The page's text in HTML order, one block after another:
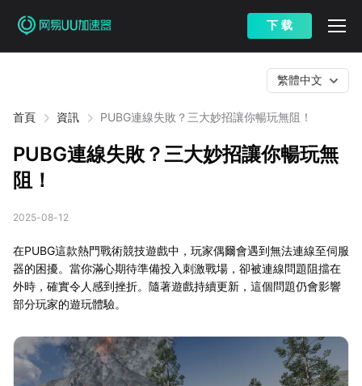
下 载
首頁 資訊 PUBG連線失敗？三大妙招讓你暢玩無阻！
繁體中文
PUBG連線失敗？三大妙招讓你暢玩無
阻！
2025-08-12
在PUBG這款熱門戰術競技遊戲中，玩家偶爾會遇到無法連線至伺服
器的困擾。當你滿心期待準備投入刺激戰場，卻被連線問題阻擋在
外時，確實令人感到挫折。隨著遊戲持續更新，這個問題仍會影響
部分玩家的遊玩體驗。